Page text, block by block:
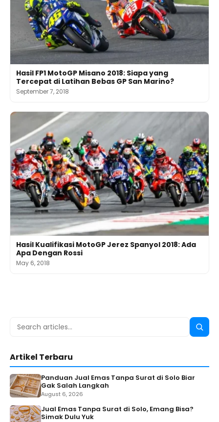
Hasil FP1 MotoGP Misano 2018: Siapa yang
Tercepat di Latihan Bebas GP San Marino?
September 7, 2018
Hasil Kualifikasi MotoGP Jerez Spanyol 2018: Ada
Apa Dengan Rossi
May 6, 2018
Search
Search
Artikel Terbaru
Panduan Jual Emas Tanpa Surat di Solo Biar
Gak Salah Langkah
August 6, 2026
Jual Emas Tanpa Surat di Solo, Emang Bisa?
Simak Dulu Yuk